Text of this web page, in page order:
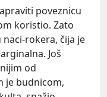
poveznicu
koristio. Zato
rokera, čija je
Još
od
je budnicom,